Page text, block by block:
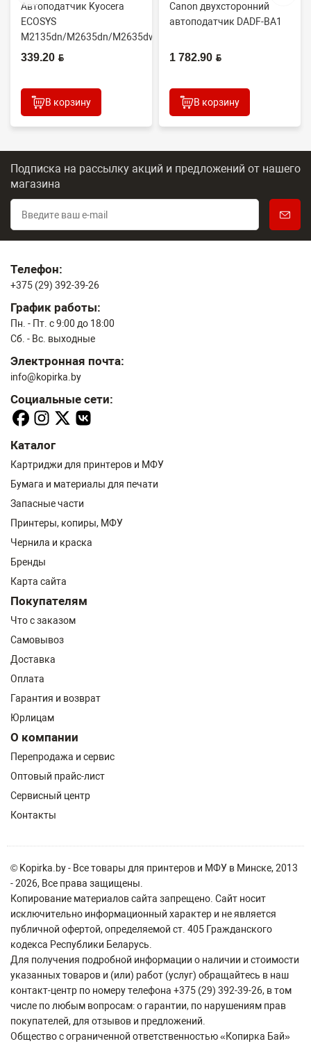
Автоподатчик Kyocera
ECOSYS
M2135dn/M2635dn/M2635dw/M2735dw
(OEM) 302S093010
339.20 BYN
В корзину
Canon двухсторонний
автоподатчик DADF-BA1
1 782.90 BYN
В корзину
Подписка на рассылку акций и предложений от нашего
магазина
Телефон:
+375 (29) 392-39-26
График работы:
Пн. - Пт. с 9:00 до 18:00
Сб. - Вс. выходные
Электронная почта:
info@kopirka.by
Социальные сети:
Каталог
Картриджи для принтеров и МФУ
Бумага и материалы для печати
Запасные части
Принтеры, копиры, МФУ
Чернила и краска
Бренды
Карта сайта
Покупателям
Что с заказом
Самовывоз
Доставка
Оплата
Гарантия и возврат
Юрлицам
О компании
Перепродажа и сервис
Оптовый прайс-лист
Сервисный центр
Контакты
© Kopirka.by - Все товары для принтеров и МФУ в Минске, 2013
- 2026, Все права защищены.
Копирование материалов сайта запрещено. Сайт носит
исключительно информационный характер и не является
публичной офертой, определяемой ст. 405 Гражданского
кодекса Республики Беларусь.
Для получения подробной информации о наличии и стоимости
указанных товаров и (или) работ (услуг) обращайтесь в наш
контакт-центр по номеру телефона +375 (29) 392-39-26, в том
числе по любым вопросам: о гарантии, по нарушениям прав
покупателей, для отзывов и предложений.
Общество с ограниченной ответственностью «Копирка Бай»